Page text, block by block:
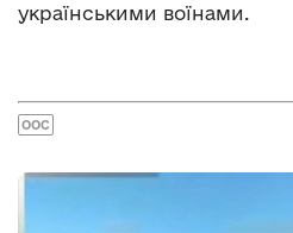
українськими воїнами.
ООС